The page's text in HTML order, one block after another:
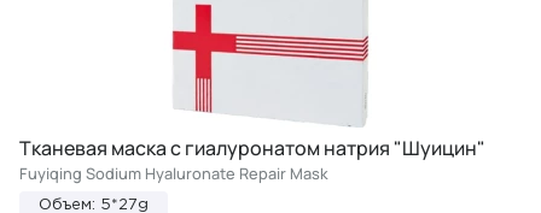
Тканевая маска c гиалуронатом натрия "Шуицин"
Fuyiqing Sodium Hyaluronate Repair Mask
Объем: 5*27g